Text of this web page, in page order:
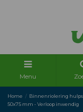
Menu
Home Binnenriolering
50x75 mm - Verloop inwendig